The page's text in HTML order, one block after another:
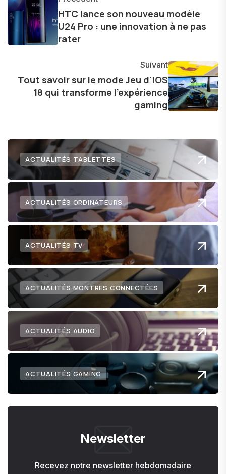
d'une curiosité insatiable, j'aime dévoiler les
dernières tendances et innovations, partageant
avec enthousiasme mes découvertes avec la
l'exploration constante des frontières de la
technologie me permet de présenter aux
lecteurs un aperçu captivant de ce que le futur
HTC lance son nouveau modèle
U24 Pro : une innovation à ne pas
rater
Suivant
Tout savoir sur le mode Jeu d'iOS
18 qui transforme l'expérience
gaming
ACTUALITÉS TABLETTES
ACTUALITÉS ORDINATEURS
ACTUALITÉS TV
ACTUALITÉS MONTRES CONNECTÉES
ACTUALITÉS AUDIO
ACTUALITÉS GAMING
Newsletter
Recevez notre newsletter hebdomadaire